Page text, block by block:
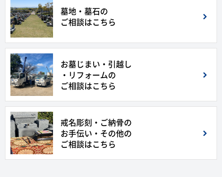
墓地・墓石の
ご相談はこちら
お墓じまい・引越し
・リフォームの
ご相談はこちら
戒名彫刻・ご納骨の
お手伝い・その他の
ご相談はこちら